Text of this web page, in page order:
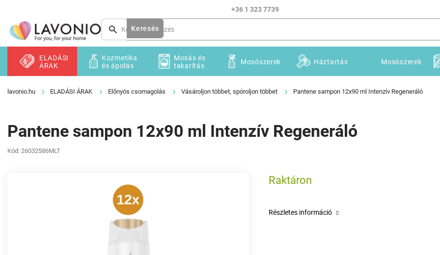
tartalomhoz
+36 1 323 7739
Keresés
ELADÁSI
ÁRAK
Kozmetika
és ápolás
Mosás és
takarítás
Mosószerek Háztartás Mosószerek
ELADÁSI ÁRAK Előnyös csomagolás Vásároljon többet, spóroljon többet Pantene sampon 12x90 ml Intenzív Regeneráló
Pantene sampon 12x90 ml Intenzív Regeneráló
Kód: 26032586MLT
Raktáron
Részletes információ